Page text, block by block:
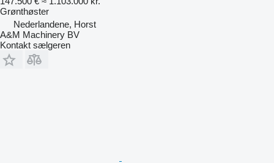
Grønthøster
Nederlandene, Horst
A&M Machinery BV
Kontakt sælgeren